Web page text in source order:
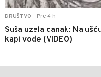
DRUŠTVO Pre 4 h
Suša uzela danak: Na
kapi vode (VIDEO)